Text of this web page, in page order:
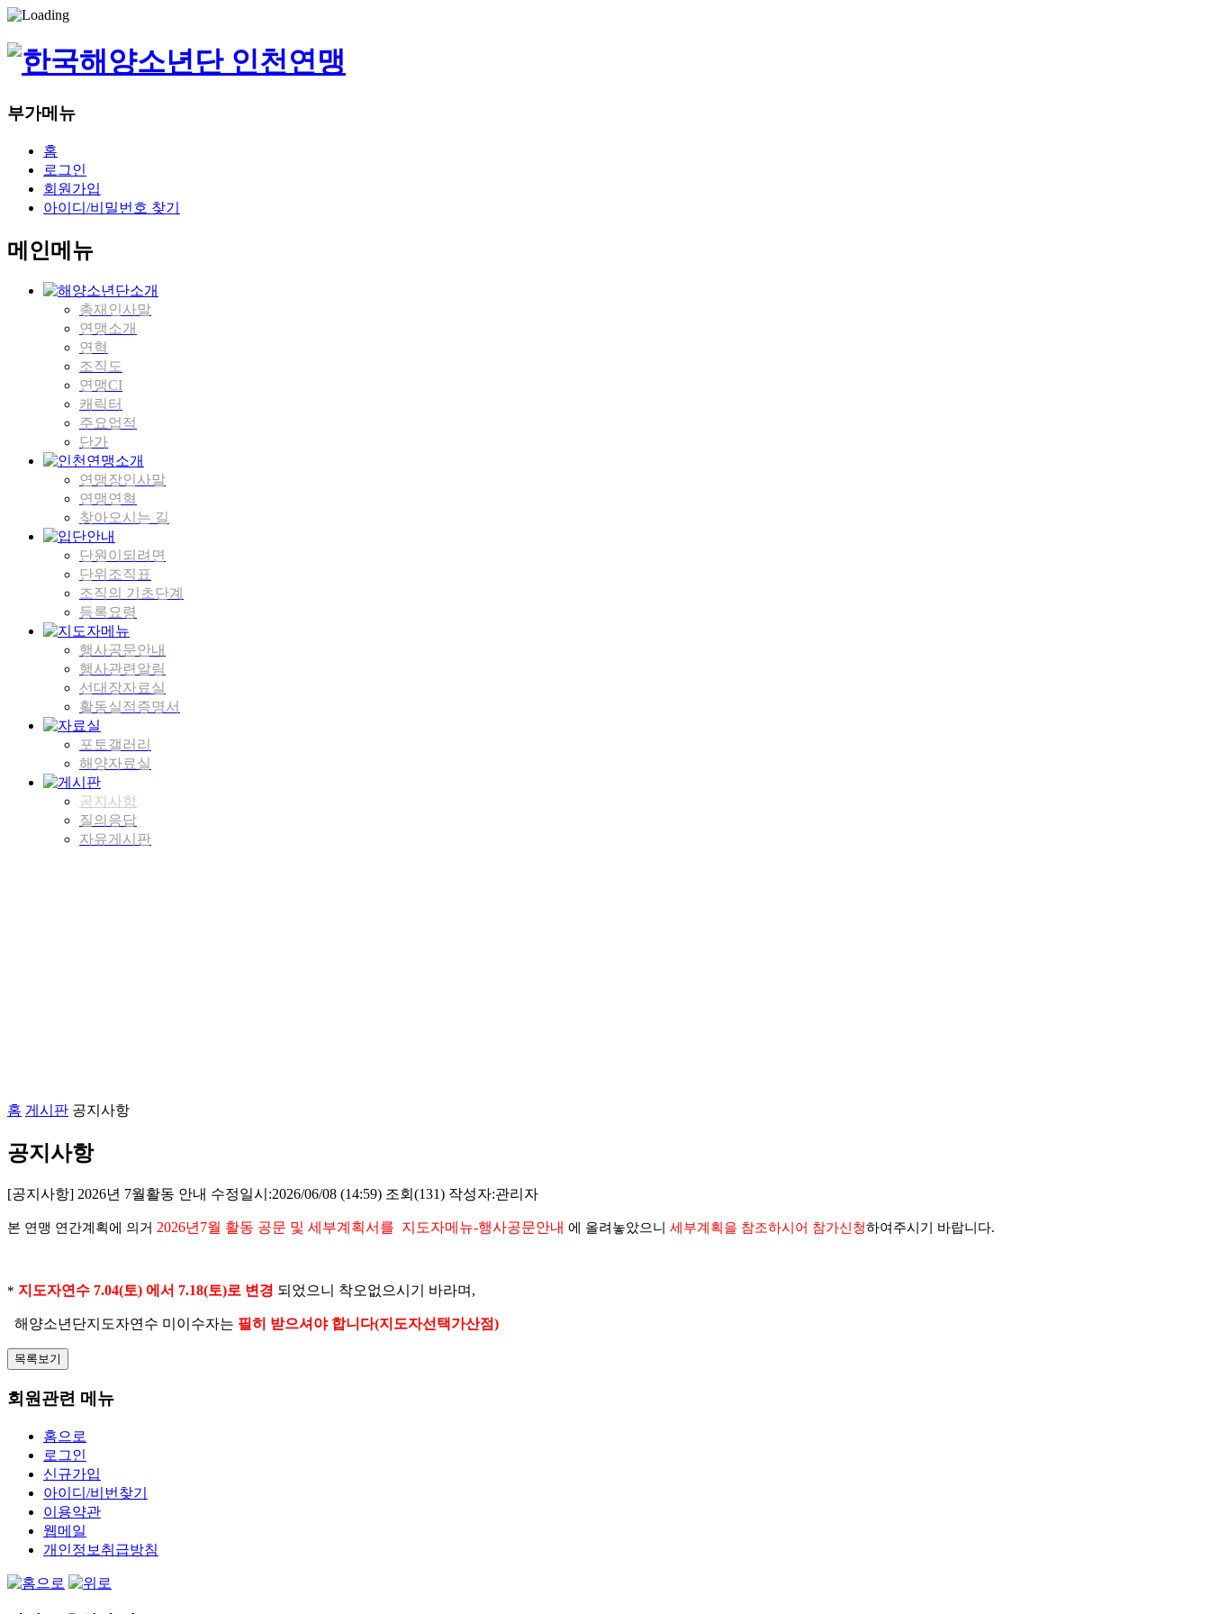
부가메뉴
홈
로그인
회원가입
아이디/비밀번호 찾기
메인메뉴
총재인사말
연맹소개
연혁
조직도
연맹CI
캐릭터
주요업적
단가
연맹장인사말
연맹연혁
찾아오시는 길
단원이되려면
단위조직표
조직의 기초단계
등록요령
행사공문안내
행사관련알림
선대장자료실
활동실적증명서
포토갤러리
해양자료실
공지사항
질의응답
자유게시판
홈 게시판 공지사항
공지사항
[공지사항] 2026년 7월활동 안내 수정일시:2026/06/08 (14:59) 조회(131) 작성자:관리자
본 연맹 연간계획에 의거 2026년7월 활동 공문 및 세부계획서를 지도자메뉴-행사공문안내 에 올려놓았으니 세부계획을 참조하시어 참가신청하여주시기 바랍니다.
* 지도자연수 7.04(토) 에서 7.18(토)로 변경 되었으니 착오없으시기 바라며,
해양소년단지도자연수 미이수자는 필히 받으셔야 합니다(지도자선택가산점)
목록보기
회원관련 메뉴
홈으로
로그인
신규가입
아이디/비번찾기
이용약관
웹메일
개인정보취급방침